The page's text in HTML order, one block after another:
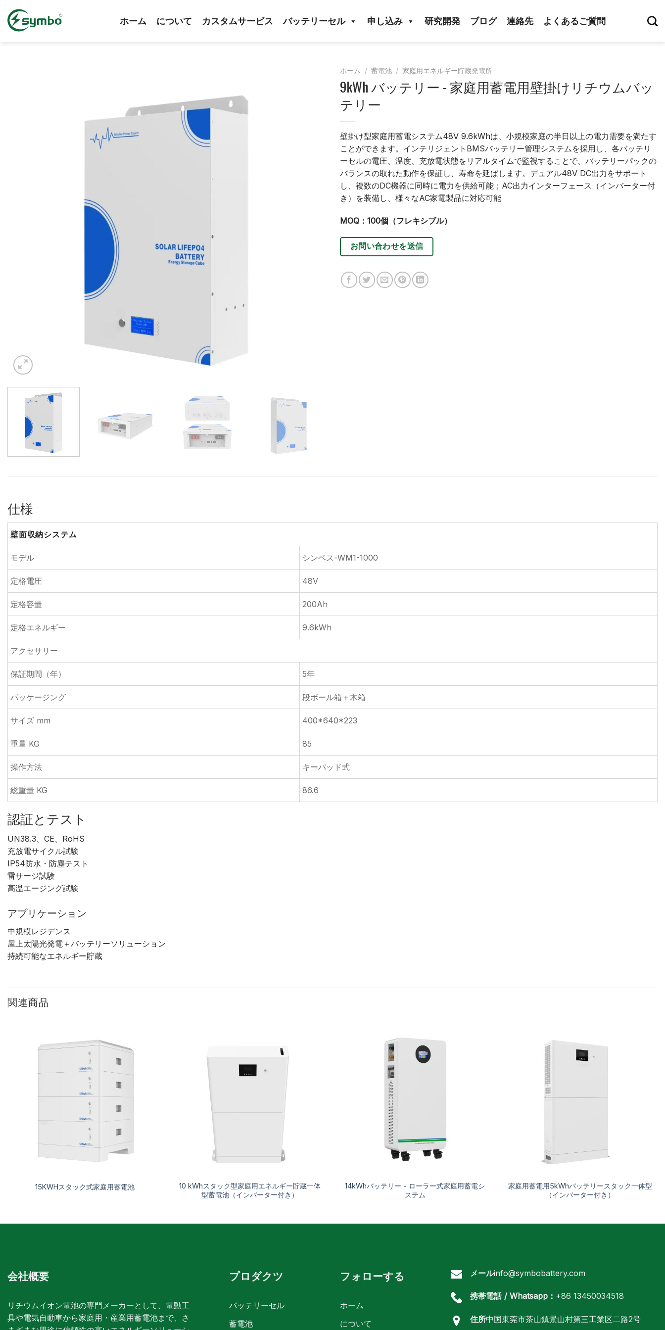
ホーム について カスタムサービス バッテリーセル 申し込み 研究開発 ブログ 連絡先 よくあるご質問
ホーム / 蓄電池 / 家庭用エネルギー貯蔵発電所
9kWh バッテリー - 家庭用蓄電用壁掛けリチウムバッ
テリー
壁掛け型家庭用蓄電システム48V 9.6kWhは、小規模家庭の半日以上の電力需要を満たす
ことができます。インテリジェントBMSバッテリー管理システムを採用し、各バッテリ
ーセルの電圧、温度、充放電状態をリアルタイムで監視することで、バッテリーパックの
バランスの取れた動作を保証し、寿命を延ばします。デュアル48V DC出力をサポート
し、複数のDC機器に同時に電力を供給可能；AC出力インターフェース（インバーター付
き）を装備し、様々なAC家電製品に対応可能
MOQ：100個（フレキシブル）
お問い合わせを送信
仕様
壁面収納システム
モデル シンベス-WM1-1000
定格電圧 48V
定格容量 200Ah
定格エネルギー 9.6kWh
アクセサリー
保証期間（年） 5年
パッケージング 段ボール箱＋木箱
サイズ mm 400*640*223
重量 KG 85
操作方法 キーパッド式
総重量 KG 86.6
認証とテスト
UN38.3、CE、RoHS
充放電サイクル試験
IP54防水・防塵テスト
雷サージ試験
高温エージング試験
アプリケーション
中規模レジデンス
屋上太陽光発電＋バッテリーソリューション
持続可能なエネルギー貯蔵
関連商品
15KWHスタック式家庭用蓄電池
10 kWhスタック型家庭用エネルギー貯蔵一体
型蓄電池（インバーター付き）
14kWhバッテリー - ローラー式家庭用蓄電シ
ステム
家庭用蓄電用5kWhバッテリースタック一体型
（インバーター付き）
会社概要
リチウムイオン電池の専門メーカーとして、電動工
具や電気自動車から家庭用・産業用蓄電池まで、さ
プロダクツ
バッテリーセル
蓄電池
フォローする
ホーム
について
メールinfo@symbobattery.com
携帯電話 / Whatsapp： +86 13450034518
住所中国東莞市茶山鎮景山村第三工業区二路2号